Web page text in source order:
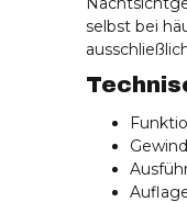
selbst bei